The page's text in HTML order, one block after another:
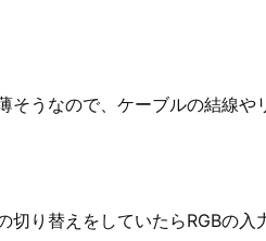
そうなので、ケーブルの結線や
切り替えをしていたらRGBの